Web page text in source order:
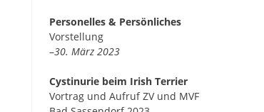
Personelles & Persönliches
Vorstellung
–30. März 2023
Cystinurie beim Irish Terrier
Vortrag und Aufruf ZV und MVF